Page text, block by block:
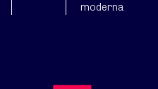
moderna